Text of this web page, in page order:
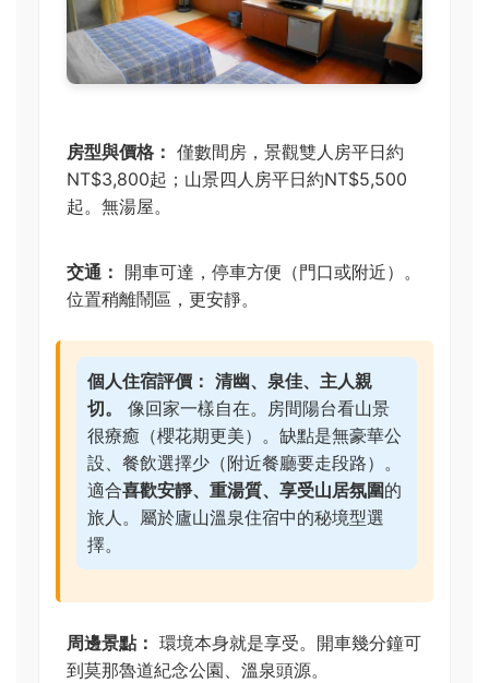
房型與價格： 僅數間房，景觀雙人房平日約
NT$3,800起；山景四人房平日約NT$5,500
起。無湯屋。
交通： 開車可達，停車方便（門口或附近）。
位置稍離鬧區，更安靜。
個人住宿評價： 清幽、泉佳、主人親
切。
像回家一樣自在。房間陽台看山景
很療癒（櫻花期更美）。缺點是無豪華公
設、餐飲選擇少（附近餐廳要走段路）。
適合喜歡安靜、重湯質、享受山居氛圍的
旅人。屬於廬山溫泉住宿中的秘境型選
擇。
周邊景點： 環境本身就是享受。開車幾分鐘可
到莫那魯道紀念公園、溫泉頭源。